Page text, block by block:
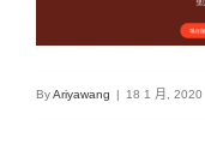
ByAriyawang | 18 1 月, 2020